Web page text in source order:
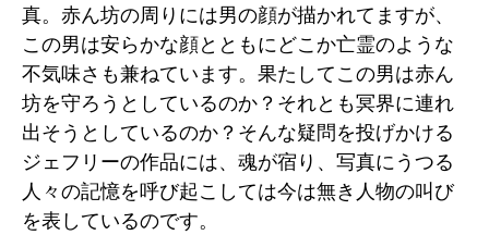
真。赤ん坊の周りには男の顔が描かれてますが、
この男は安らかな顔とともにどこか亡霊のような
不気味さも兼ねています。果たしてこの男は赤ん
坊を守ろうとしているのか？それとも冥界に連れ
出そうとしているのか？そんな疑問を投げかける
ジェフリーの作品には、魂が宿り、写真にうつる
人々の記憶を呼び起こしては今は無き人物の叫び
を表しているのです。